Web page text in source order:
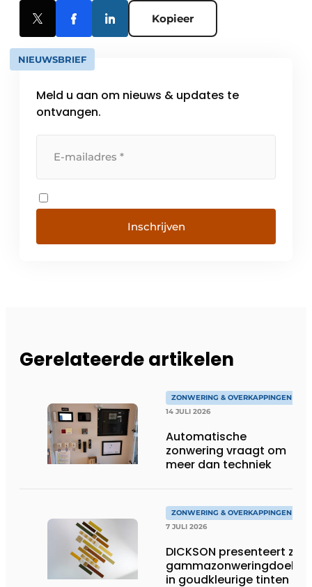
Kopieer
NIEUWSBRIEF
Meld u aan om nieuws & updates te
ontvangen.
Inschrijven
Gerelateerde artikelen
ZONWERING & OVERKAPPINGEN
14 JULI 2026
Automatische
zonwering vraagt om
meer dan techniek
ZONWERING & OVERKAPPINGEN
7 JULI 2026
DICKSON presenteert zijn
gammazonweringdoeken
in goudkleurige tinten